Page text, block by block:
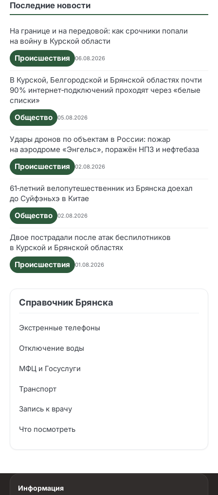
Последние новости
На границе и на передовой: как срочники попали
на войну в Курской области
Происшествия
06.08.2026
В Курской, Белгородской и Брянской областях почти
90% интернет‑подключений проходят через «белые
списки»
Общество
05.08.2026
Удары дронов по объектам в России: пожар
на аэродроме «Энгельс», поражён НПЗ и нефтебаза
Происшествия
02.08.2026
61‑летний велопутешественник из Брянска доехал
до Суйфэньхэ в Китае
Общество
02.08.2026
Двое пострадали после атак беспилотников
в Курской и Брянской областях
Происшествия
01.08.2026
Справочник Брянска
Экстренные телефоны
Отключение воды
МФЦ и Госуслуги
Транспорт
Запись к врачу
Что посмотреть
Информация